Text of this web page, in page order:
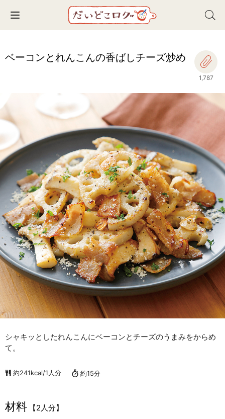
Toggle navigation
ベーコンとれんこんの香ばしチーズ炒め
1,787
シャキッとしたれんこんにベーコンとチーズのうまみをからめ
て。
約241kcal/1人分 約15分
材料
【2人分】